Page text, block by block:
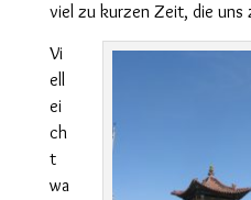
viel zu kurzen Zeit, die uns
Vi
ell
ei
ch
t
wa